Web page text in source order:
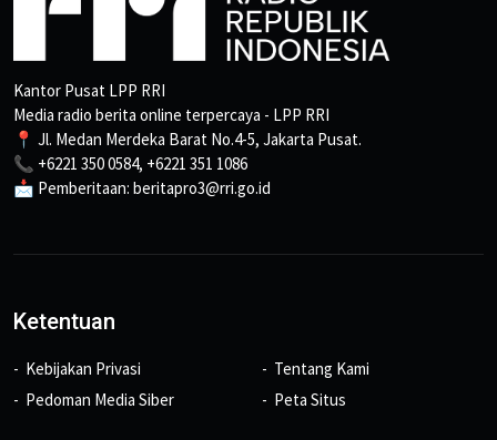
Kantor Pusat LPP RRI
Media radio berita online terpercaya - LPP RRI
📍 Jl. Medan Merdeka Barat No.4-5, Jakarta Pusat.
📞 +6221 350 0584, +6221 351 1086
📩 Pemberitaan: beritapro3@rri.go.id
Ketentuan
Kebijakan Privasi
Pedoman Media Siber
Tentang Kami
Peta Situs